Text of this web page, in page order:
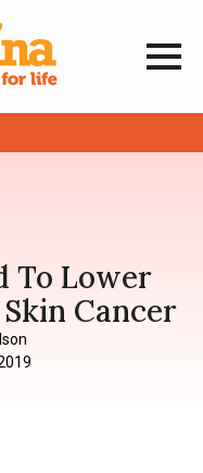
To Lower
Cancer